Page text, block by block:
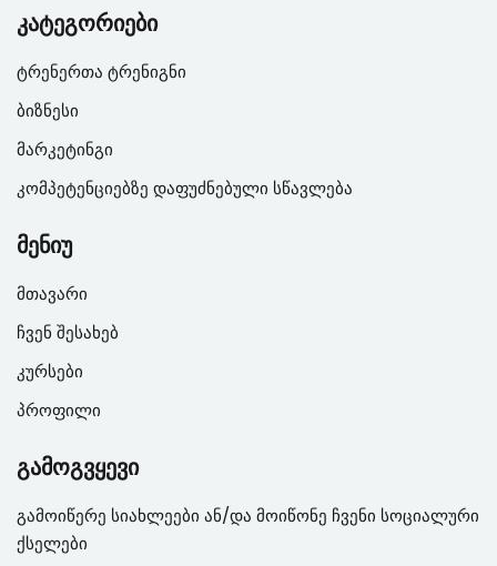
კატეგორიები
ტრენერთა ტრენიგნი
ბიზნესი
მარკეტინგი
კომპეტენციებზე დაფუძნებული სწავლება
მენიუ
მთავარი
ჩვენ შესახებ
კურსები
პროფილი
გამოგვყევი
გამოიწერე სიახლეები ან/და მოიწონე ჩვენი სოციალური
ქსელები